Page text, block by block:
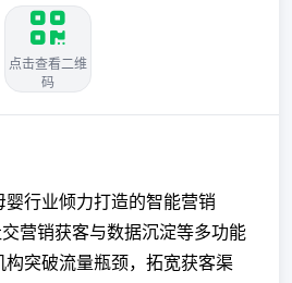
点击查看二维
码
婴行业倾力打造的智能营销
营销获客与数据沉淀等多功能
构突破流量瓶颈，拓宽获客渠